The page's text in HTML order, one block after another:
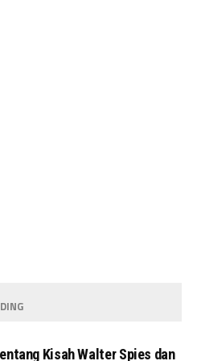
Kisah Walter Spies dan